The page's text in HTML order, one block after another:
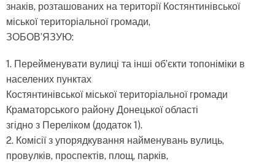
знаків, розташованих на території Костянтинівської
міської територіальної громади,
ЗОБОВ’ЯЗУЮ:
1. Перейменувати вулиці та інші об’єкти топоніміки в
населених пунктах
Костянтинівської міської територіальної громади
Краматорського району Донецької області
згідно з Переліком (додаток 1).
2. Комісії з упорядкування найменувань вулиць,
провулків, проспектів, площ, парків,